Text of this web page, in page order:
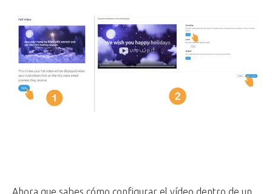
Ahora que sabes cómo configurar el vídeo dentro de un